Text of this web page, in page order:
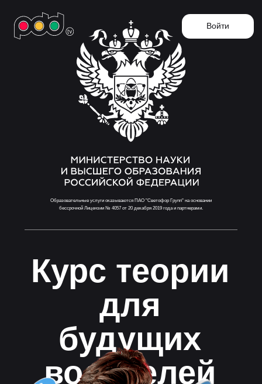
Курс теории
для
водителей
Образовательные услуги оказываются ПАО "Светофор Групп" на основании